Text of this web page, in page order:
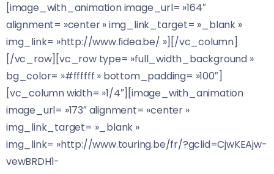
[image_with_animation image_url= »164″
alignment= »center » img_link_target= »_blank »
img_link= »http://www.fidea.be/ »][/vc_column]
[/vc_row][vc_row type= »full_width_background »
bg_color= »#ffffff » bottom_padding= »100″]
[vc_column width= »1/4″][image_with_animation
image_url= »173″ alignment= »center »
img_link_target= »_blank »
img_link= »http://www.touring.be/fr/?gclid=CjwKEAjw-
vewBRDH1-